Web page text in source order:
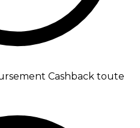
Cashback toute